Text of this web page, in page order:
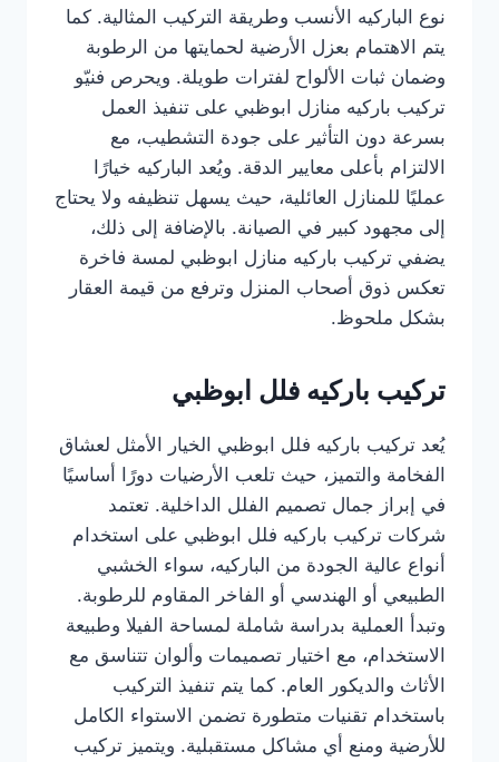
نوع الباركيه الأنسب وطريقة التركيب المثالية. كما
يتم الاهتمام بعزل الأرضية لحمايتها من الرطوبة
وضمان ثبات الألواح لفترات طويلة. ويحرص فنيّو
تركيب باركيه منازل ابوظبي على تنفيذ العمل
بسرعة دون التأثير على جودة التشطيب، مع
الالتزام بأعلى معايير الدقة. ويُعد الباركيه خيارًا
عمليًا للمنازل العائلية، حيث يسهل تنظيفه ولا يحتاج
إلى مجهود كبير في الصيانة. بالإضافة إلى ذلك،
يضفي تركيب باركيه منازل ابوظبي لمسة فاخرة
تعكس ذوق أصحاب المنزل وترفع من قيمة العقار
بشكل ملحوظ.
تركيب باركيه فلل ابوظبي
يُعد تركيب باركيه فلل ابوظبي الخيار الأمثل لعشاق
الفخامة والتميز، حيث تلعب الأرضيات دورًا أساسيًا
في إبراز جمال تصميم الفلل الداخلية. تعتمد
شركات تركيب باركيه فلل ابوظبي على استخدام
أنواع عالية الجودة من الباركيه، سواء الخشبي
الطبيعي أو الهندسي أو الفاخر المقاوم للرطوبة.
وتبدأ العملية بدراسة شاملة لمساحة الفيلا وطبيعة
الاستخدام، مع اختيار تصميمات وألوان تتناسق مع
الأثاث والديكور العام. كما يتم تنفيذ التركيب
باستخدام تقنيات متطورة تضمن الاستواء الكامل
للأرضية ومنع أي مشاكل مستقبلية. ويتميز تركيب